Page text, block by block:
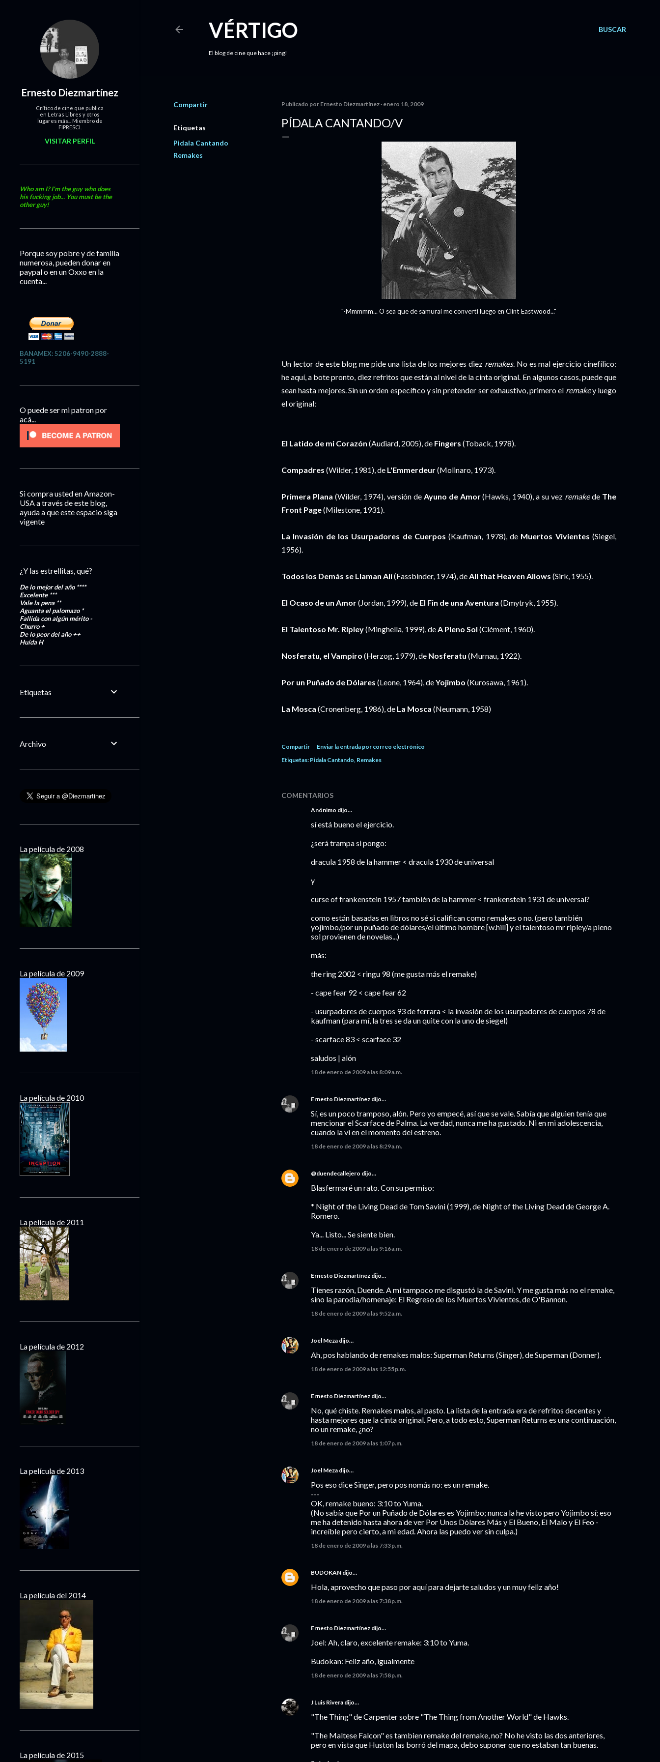
BUSCAR
VÉRTIGO
El blog de cine que hace ¡ping!
Compartir
Etiquetas
Pidala Cantando
Remakes
Publicado por Ernesto Diezmartínez enero 18, 2009
PÍDALA CANTANDO/V
"-Mmmmm... O sea que de samurai me convertí luego en Clint Eastwood..."
Un lector de este blog me pide una lista de los mejores diez remakes. No es mal ejercicio cinefílico:
he aquí, a bote pronto, diez refritos que están al nivel de la cinta original. En algunos casos, puede que
sean hasta mejores. Sin un orden específico y sin pretender ser exhaustivo, primero el remakey luego
el original:
El Latido de mi Corazón (Audiard, 2005), de Fingers (Toback, 1978).
Compadres (Wilder, 1981), de L'Emmerdeur(Molinaro, 1973).
Primera Plana (Wilder, 1974), versión de Ayuno de Amor(Hawks, 1940), a su vez remakede The
Front Page(Milestone, 1931).
La Invasión de los Usurpadores de Cuerpos (Kaufman, 1978), de Muertos Vivientes (Siegel,
1956).
Todos los Demás se Llaman Alí(Fassbinder, 1974), deAll that Heaven Allows (Sirk, 1955).
El Ocaso de un Amor(Jordan, 1999), de El Fin de una Aventura (Dmytryk, 1955).
El Talentoso Mr. Ripley(Minghella, 1999), deA Pleno Sol (Clément, 1960).
Nosferatu, el Vampiro (Herzog, 1979), de Nosferatu (Murnau, 1922).
Por un Puñado de Dólares (Leone, 1964), deYojimbo (Kurosawa, 1961).
La Mosca (Cronenberg, 1986), de La Mosca (Neumann, 1958)
Compartir
Enviar la entrada por correo electrónico
Etiquetas: Pidala Cantando Remakes
COMENTARIOS
Anónimo dijo…
sí está bueno el ejercicio.
¿será trampa si pongo:
dracula 1958 de la hammer < dracula 1930 de universal
y
curse of frankenstein 1957 también de la hammer < frankenstein 1931 de universal?
como están basadas en libros no sé si califican como remakes o no. (pero también
yojimbo/por un puñado de dólares/el último hombre [w.hill] y el talentoso mr ripley/a pleno
sol provienen de novelas...)
más:
the ring 2002 < ringu 98 (me gusta más el remake)
- cape fear 92 < cape fear 62
- usurpadores de cuerpos 93 de ferrara < la invasión de los usurpadores de cuerpos 78 de
kaufman (para mí, la tres se da un quite con la uno de siegel)
- scarface 83 < scarface 32
saludos | alón
18 de enero de 2009 a las 8:09 a.m.
Ernesto Diezmartínez dijo…
Sí, es un poco tramposo, alón. Pero yo empecé, así que se vale. Sabía que alguien tenía que
mencionar el Scarface de Palma. La verdad, nunca me ha gustado. Ni en mi adolescencia,
cuando la vi en el momento del estreno.
18 de enero de 2009 a las 8:29 a.m.
@duendecallejero dijo…
Blasfermaré un rato. Con su permiso:
* Night of the Living Dead de Tom Savini (1999), de Night of the Living Dead de George A.
Romero.
Ya... Listo... Se siente bien.
18 de enero de 2009 a las 9:16 a.m.
Ernesto Diezmartínez dijo…
Tienes razón, Duende. A mí tampoco me disgustó la de Savini. Y me gusta más no el remake,
sino la parodia/homenaje: El Regreso de los Muertos Vivientes, de O'Bannon.
18 de enero de 2009 a las 9:52 a.m.
Joel Meza dijo…
Ah, pos hablando de remakes malos: Superman Returns (Singer), de Superman (Donner).
18 de enero de 2009 a las 12:55 p.m.
Ernesto Diezmartínez dijo…
No, qué chiste. Remakes malos, al pasto. La lista de la entrada era de refritos decentes y
hasta mejores que la cinta original. Pero, a todo esto, Superman Returns es una continuación,
no un remake, ¿no?
18 de enero de 2009 a las 1:07 p.m.
Joel Meza dijo…
Pos eso dice Singer, pero pos nomás no: es un remake.
---
OK, remake bueno: 3:10 to Yuma.
(No sabía que Por un Puñado de Dólares es Yojimbo; nunca la he visto pero Yojimbo sí; eso
me ha detenido hasta ahora de ver Por Unos Dólares Más y El Bueno, El Malo y El Feo -
increíble pero cierto, a mi edad. Ahora las puedo ver sin culpa.)
18 de enero de 2009 a las 7:33 p.m.
BUDOKAN dijo…
Hola, aprovecho que paso por aquí para dejarte saludos y un muy feliz año!
18 de enero de 2009 a las 7:38 p.m.
Ernesto Diezmartínez dijo…
Joel: Ah, claro, excelente remake: 3:10 to Yuma.
Budokan: Feliz año, igualmente
18 de enero de 2009 a las 7:58 p.m.
J Luis Rivera dijo…
"The Thing" de Carpenter sobre "The Thing from Another World" de Hawks.
"The Maltese Falcon" es tambien remake del remake, no? No he visto las dos anteriores,
pero en vista que Huston las borró del mapa, debo suponer que no estaban tan buenas.
Ernesto Diezmartínez
Crítico de cine que publica
en Letras Libres y otros
lugares más... Miembro de
FIPRESCI.
VISITAR PERFIL
Who am I? I'm the guy who does
his fucking job... You must be the
other guy!
Porque soy pobre y de familia
numerosa, pueden donar en
paypal o en un Oxxo en la
cuenta...
BANAMEX: 5206-9490-2888-
5191
O puede ser mi patron por
acá...
Si compra usted en Amazon-
USA a través de este blog,
ayuda a que este espacio siga
vigente
¿Y las estrellitas, qué?
De lo mejor del año ****
Excelente***
Vale la pena **
Aguanta el palomazo *
Fallida con algún mérito-
Churro+
De lo peor del año++
HuídaH
Etiquetas
Archivo
La película de 2008
La película de 2009
La película de 2010
La película de 2011
La película de 2012
La película de 2013
La película del 2014
La película de 2015